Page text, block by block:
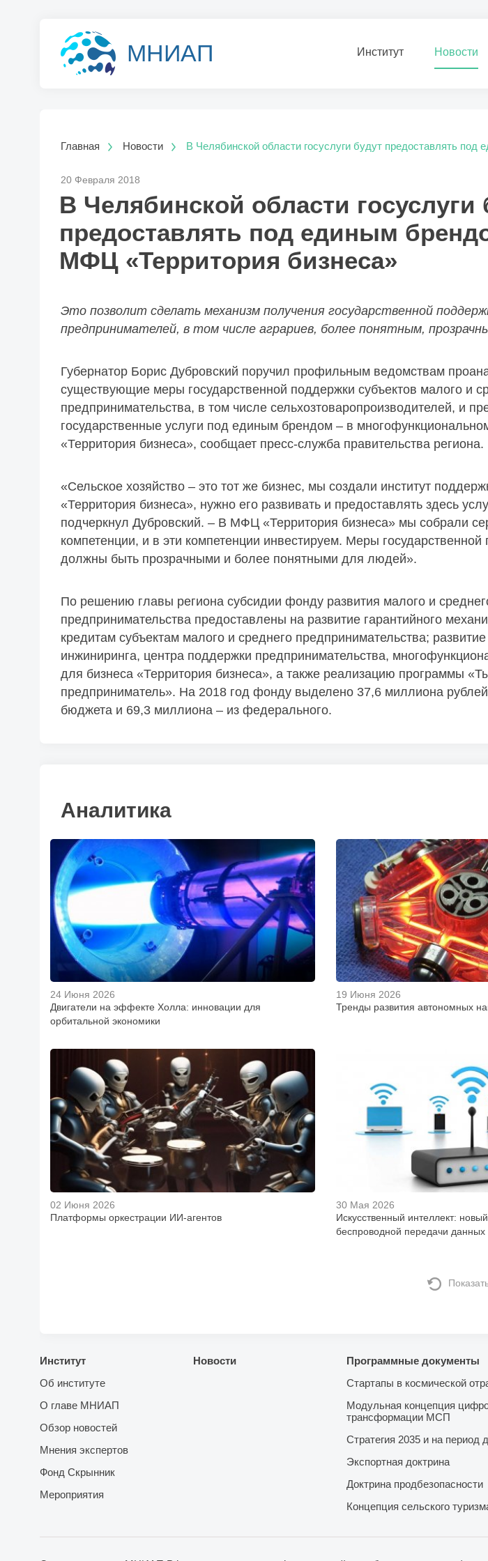
МНИАП Институт Новости
Главная Новости В Челябинской области госуслуги будут предоставлять
20 Февраля 2018
В Челябинской области госуслуги
предоставлять под единым
МФЦ «Территория бизнеса»
Это позволит сделать механизм получения государственной
предпринимателей, в том числе аграриев, более понятным,
Губернатор Борис Дубровский поручил профильным ведомствам
существующие меры государственной поддержки субъектов малого и
предпринимательства, в том числе сельхозтоваропроизводителей, и
государственные услуги под единым брендом – в
«Территория бизнеса», сообщает пресс-служба правительства региона.
«Сельское хозяйство – это тот же бизнес, мы создали институт
«Территория бизнеса», нужно его развивать и предоставлять здесь
подчеркнул Дубровский. – В МФЦ «Территория бизнеса» мы собрали
компетенции, и в эти компетенции инвестируем. Меры государственной
должны быть прозрачными и более понятными для людей».
По решению главы региона субсидии фонду развития малого и
предпринимательства предоставлены на развитие гарантийного
кредитам субъектам малого и среднего предпринимательства;
инжиниринга, центра поддержки предпринимательства,
для бизнеса «Территория бизнеса», а также реализацию программы
предприниматель». На 2018 год фонду выделено 37,6 миллиона рублей
бюджета и 69,3 миллиона – из федерального.
Аналитика
24 Июня 2026
Двигатели на эффекте Холла: инновации для
орбитальной экономики
19 Июня 2026
Тренды развития автономных
02 Июня 2026
Платформы оркестрации ИИ-агентов
30 Мая 2026
Искусственный интеллект:
беспроводной передачи данных
Институт
Об институте
О главе МНИАП
Обзор новостей
Мнения экспертов
Фонд Скрынник
Мероприятия
Новости
Программные документы
Стартапы в космической
Модульная концепция
трансформации МСП
Стратегия 2035 и на период
Экспортная доктрина
Доктрина продбезопасности
Концепция сельского